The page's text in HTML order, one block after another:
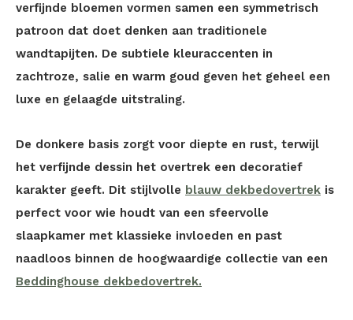
verfijnde bloemen vormen samen een symmetrisch
patroon dat doet denken aan traditionele
wandtapijten. De subtiele kleuraccenten in
zachtroze, salie en warm goud geven het geheel een
luxe en gelaagde uitstraling.
De donkere basis zorgt voor diepte en rust, terwijl
het verfijnde dessin het overtrek een decoratief
karakter geeft. Dit stijlvolle blauw dekbedovertrek is
perfect voor wie houdt van een sfeervolle
slaapkamer met klassieke invloeden en past
naadloos binnen de hoogwaardige collectie van een
Beddinghouse dekbedovertrek.